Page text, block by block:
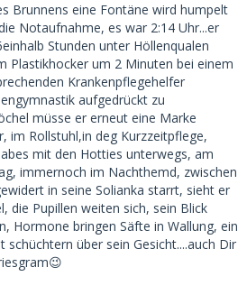
Brunnens eine Fontäne wird humpelt
Notaufnahme, es war 2:14 Uhr...er
Stunden unter Höllenqualen
Plastikhocker um 2 Minuten bei einem
Krankenpflegehelfer
aufgedrückt zu
müsse er erneut eine Marke
im Rollstuhl,in deg Kurzzeitpflege,
mit den Hotties unterwegs, am
immernoch im Nachthemd, zwischen
in seine Solianka starrt, sieht er
die Pupillen weiten sich, sein Blick
Hormone bringen Säfte in Wallung, ein
schüchtern über sein Gesicht....auch Dir